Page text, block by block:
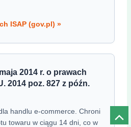
ISAP (gov.pl) »
2014 r. o prawach
2014 poz. 827 z późn.
handlu e-commerce. Chroni
towaru w ciągu 14 dni, co w